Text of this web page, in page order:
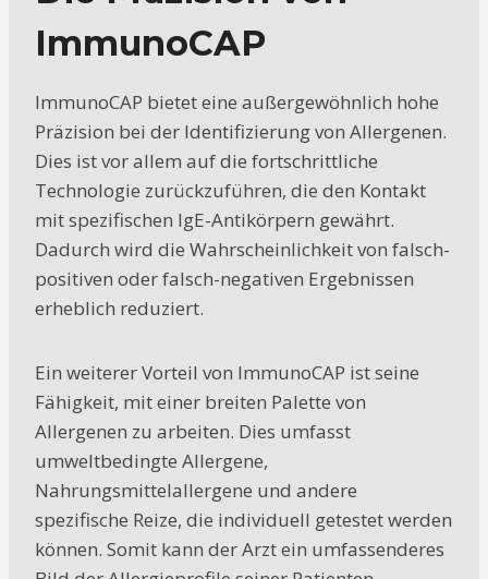
ImmunoCAP
ImmunoCAP bietet eine außergewöhnlich hohe
Präzision bei der Identifizierung von Allergenen.
Dies ist vor allem auf die fortschrittliche
Technologie zurückzuführen, die den Kontakt
mit spezifischen IgE-Antikörpern gewährt.
Dadurch wird die Wahrscheinlichkeit von falsch-
positiven oder falsch-negativen Ergebnissen
erheblich reduziert.
Ein weiterer Vorteil von ImmunoCAP ist seine
Fähigkeit, mit einer breiten Palette von
Allergenen zu arbeiten. Dies umfasst
umweltbedingte Allergene,
Nahrungsmittelallergene und andere
spezifische Reize, die individuell getestet werden
können. Somit kann der Arzt ein umfassenderes